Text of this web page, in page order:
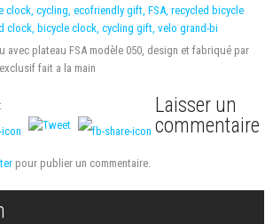
avec plateau FSA modèle 050, design et fabriqué par
fait a la main
Laisser un
commentaire
pour publier un commentaire.